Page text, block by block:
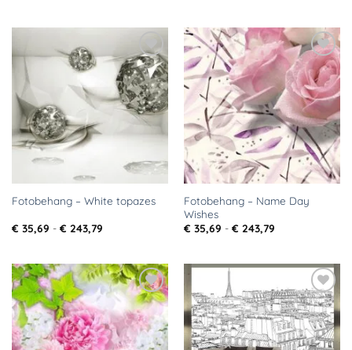
Toevoegen
aan
verlanglijst
Fotobehang – White topazes
€ 35,69 - € 243,79Prijsklasse:
Toevoegen
aan
verlanglijst
Fotobehang – Name Day
Wishes
€ 35,69 - € 243,79Prijsklasse:
Toevoegen
aan
verlanglijst
Toevoegen
aan
verlanglijst